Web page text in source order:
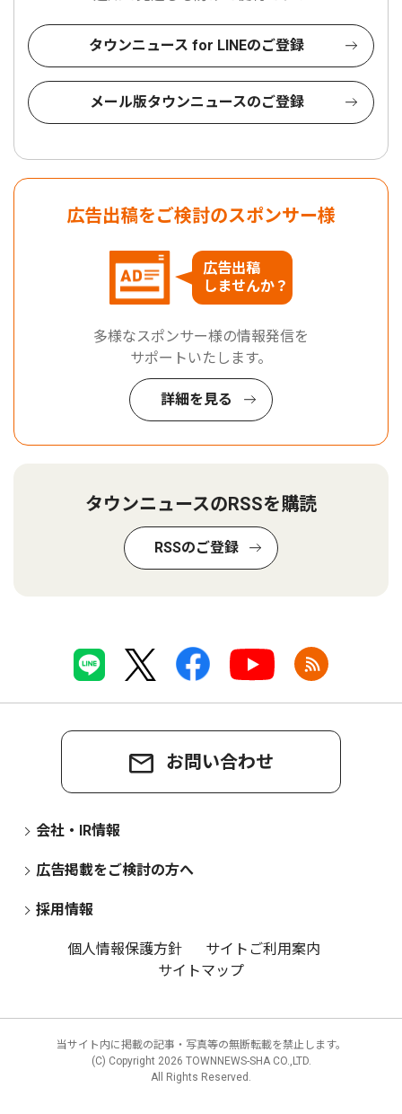
タウンニュース for LINEのご登録
メール版タウンニュースのご登録
広告出稿をご検討のスポンサー様
広告出稿
しませんか？
多様なスポンサー様の情報発信を
サポートいたします。
詳細を見る
タウンニュースのRSSを購読
RSSのご登録
お問い合わせ
会社・IR情報
広告掲載をご検討の方へ
採用情報
個人情報保護方針
サイトご利用案内
サイトマップ
当サイト内に掲載の記事・写真等の無断転載を禁止します。
(C) Copyright 2026 TOWNNEWS-SHA CO.,LTD.
All Rights Reserved.